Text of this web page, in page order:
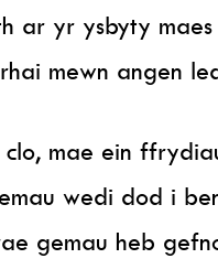
ar yr ysbyty
mewn angen
clo, mae ein
wedi dod i
gemau heb